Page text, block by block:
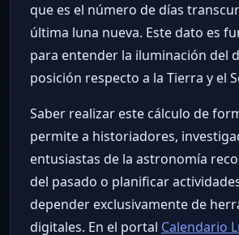
que es el número de días
última luna nueva. Este dato es
para entender la iluminación del
posición respecto a la Tierra y el
Saber realizar este cálculo de
permite a historiadores,
entusiastas de la astronomía
del pasado o planificar
depender exclusivamente de
digitales. En el portal Calendario